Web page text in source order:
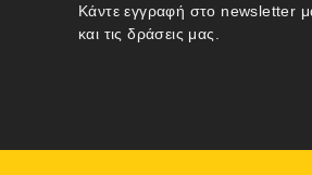
Κάντε εγγραφή στο newsletter
και τις δράσεις μας.